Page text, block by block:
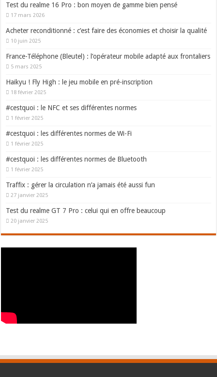
Test du realme 16 Pro : bon moyen de gamme bien pensé
17 mars 2026
Acheter reconditionné : c’est faire des économies et choisir la qualité
10 juin 2025
France-Téléphone (Bleutel) : l’opérateur mobile adapté aux frontaliers
5 mars 2025
Haikyu ! Fly High : le jeu mobile en pré-inscription
18 février 2025
#cestquoi : le NFC et ses différentes normes
1 février 2025
#cestquoi : les différentes normes de Wi-Fi
1 février 2025
#cestquoi : les différentes normes de Bluetooth
1 février 2025
Traffix : gérer la circulation n’a jamais été aussi fun
27 janvier 2025
Test du realme GT 7 Pro : celui qui en offre beaucoup
20 janvier 2025